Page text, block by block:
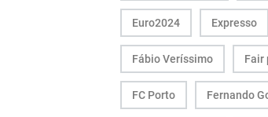
Euro2024 Expresso
Fábio Veríssimo Fair
FC Porto Fernando